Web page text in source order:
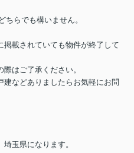
ちらでも構いません。
掲載されていても物件が終了して
はご了承ください。
などありましたらお気軽にお問
玉県になります。